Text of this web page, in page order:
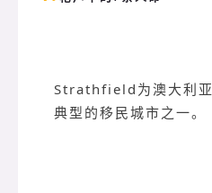
Strathfield为澳大利亚
典型的移民城市之一。